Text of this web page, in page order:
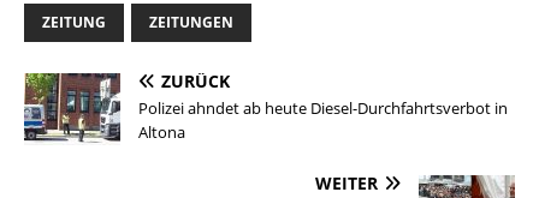
ZEITUNG ZEITUNGEN
ZURÜCK
Polizei ahndet ab heute Diesel-Durchfahrtsverbot in
Altona
WEITER